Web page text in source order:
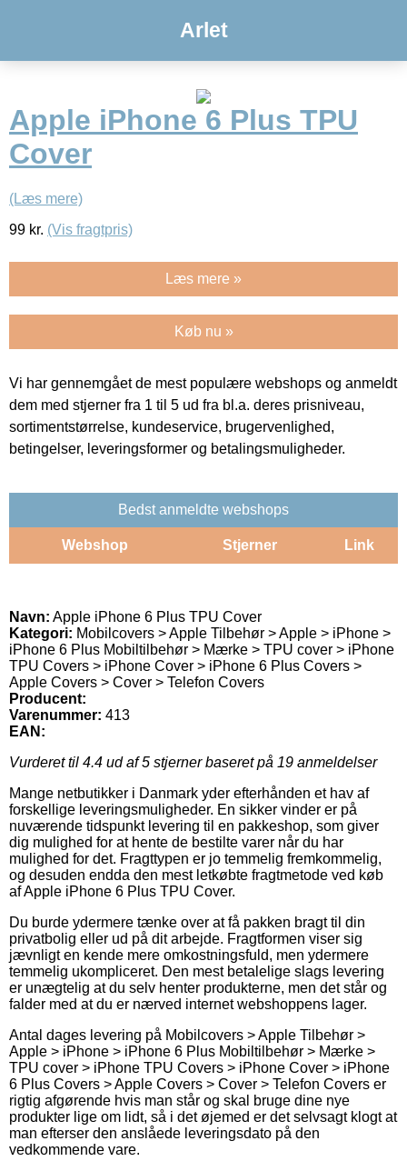
Arlet
Apple iPhone 6 Plus TPU
Cover
(Læs mere)
99 kr. (Vis fragtpris)
Læs mere »
Køb nu »
Vi har gennemgået de mest populære webshops og anmeldt
dem med stjerner fra 1 til 5 ud fra bl.a. deres prisniveau,
sortimentstørrelse, kundeservice, brugervenlighed,
betingelser, leveringsformer og betalingsmuligheder.
Bedst anmeldte webshops
Webshop Stjerner Link
Navn: Apple iPhone 6 Plus TPU Cover
Kategori: Mobilcovers > Apple Tilbehør > Apple > iPhone >
iPhone 6 Plus Mobiltilbehør > Mærke > TPU cover > iPhone
TPU Covers > iPhone Cover > iPhone 6 Plus Covers >
Apple Covers > Cover > Telefon Covers
Producent:
Varenummer: 413
EAN:
Vurderet til 4.4 ud af 5 stjerner baseret på 19 anmeldelser
Mange netbutikker i Danmark yder efterhånden et hav af
forskellige leveringsmuligheder. En sikker vinder er på
nuværende tidspunkt levering til en pakkeshop, som giver
dig mulighed for at hente de bestilte varer når du har
mulighed for det. Fragttypen er jo temmelig fremkommelig,
og desuden endda den mest letkøbte fragtmetode ved køb
af Apple iPhone 6 Plus TPU Cover.
Du burde ydermere tænke over at få pakken bragt til din
privatbolig eller ud på dit arbejde. Fragtformen viser sig
jævnligt en kende mere omkostningsfuld, men ydermere
temmelig ukompliceret. Den mest betalelige slags levering
er unægtelig at du selv henter produkterne, men det står og
falder med at du er nærved internet webshoppens lager.
Antal dages levering på Mobilcovers > Apple Tilbehør >
Apple > iPhone > iPhone 6 Plus Mobiltilbehør > Mærke >
TPU cover > iPhone TPU Covers > iPhone Cover > iPhone
6 Plus Covers > Apple Covers > Cover > Telefon Covers er
rigtig afgørende hvis man står og skal bruge dine nye
produkter lige om lidt, så i det øjemed er det selvsagt klogt at
man efterser den anslåede leveringsdato på den
vedkommende vare.